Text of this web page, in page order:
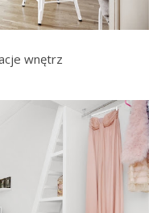
wnętrz